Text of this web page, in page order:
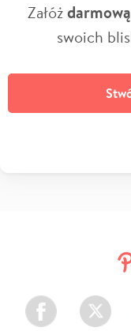
Załóż
swoich
Facebook Twitter